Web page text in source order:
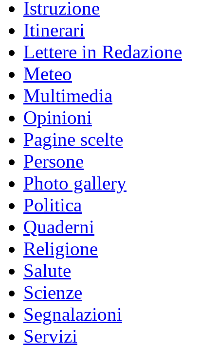
Istruzione
Itinerari
Lettere in Redazione
Meteo
Multimedia
Opinioni
Pagine scelte
Persone
Photo gallery
Politica
Quaderni
Religione
Salute
Scienze
Segnalazioni
Servizi